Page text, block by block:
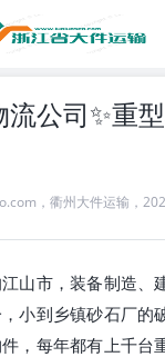
公司✨重
， 衢州大件运输 ，
山市，装备制造、
小到乡镇砂石厂的
，每年都有上千台